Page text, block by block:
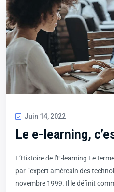
Juin 14, 2022
Le e-learning,
L’Histoire de l’E-learning Le
par l’expert amércain des
novembre 1999. Il le définit